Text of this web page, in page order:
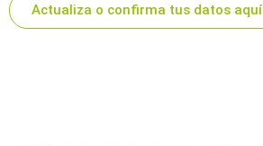
Actualiza o confirma tus datos aquí